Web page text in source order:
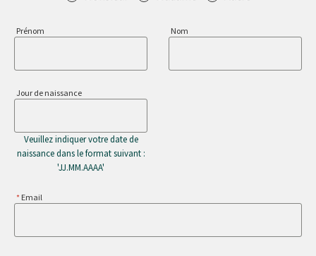
Prénom Nom
Jour de naissance
Veuillez indiquer votre date de
naissance dans le format suivant :
'JJ.MM.AAAA'
Email